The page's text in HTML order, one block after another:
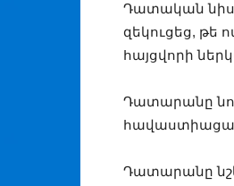
Դատական
զեկուցեց, թե
հայցվորի
Դատարանը
Դատարանը